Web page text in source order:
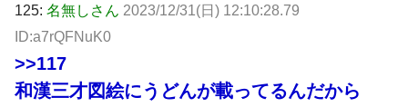
125: 名無しさん 2023/12/31(日) 12:10:28.79
ID:a7rQFNuK0
>>117
和漢三才図絵にうどんが載ってるんだから